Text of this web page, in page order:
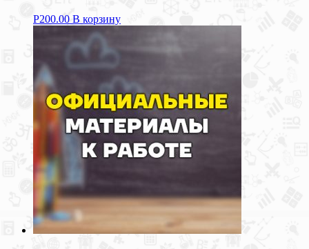
Р200.00 В корзину